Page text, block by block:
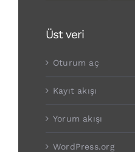
Üst veri
Oturum aç
Kayıt akışı
Yorum akışı
WordPress.org